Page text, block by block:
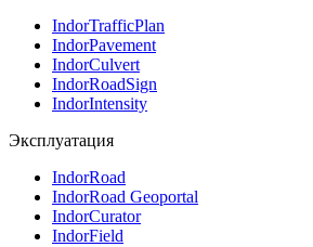
IndorTrafficPlan
IndorPavement
IndorCulvert
IndorRoadSign
IndorIntensity
Эксплуатация
IndorRoad
IndorRoad Geoportal
IndorCurator
IndorField